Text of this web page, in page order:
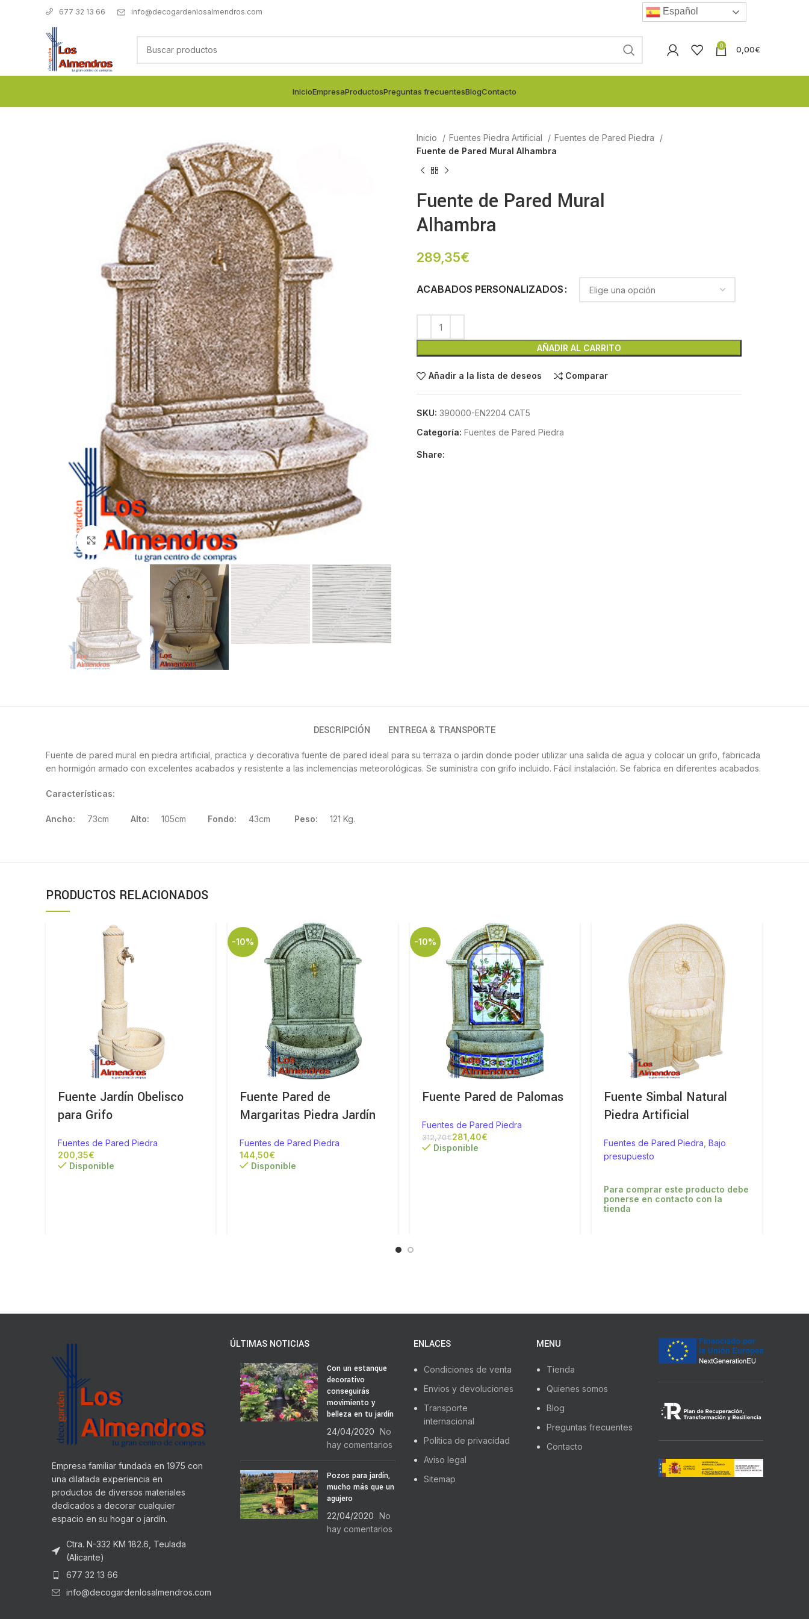
677 32 13 66 info@decogardenlosalmendros.com Español
0 0,00€
InicioEmpresaProductosPreguntas frecuentesBlogContacto
Clic para ampliar
Inicio Fuentes Piedra Artificial
Fuentes de Pared Piedra
Fuente de Pared Mural Alhambra
Fuente de Pared Mural
Alhambra
289,35€
ACABADOS PERSONALIZADOS
AÑADIR AL CARRITO
Añadir a la lista de deseos Comparar
SKU: 390000-EN2204 CAT5
Categoría: Fuentes de Pared Piedra
Share:
DESCRIPCIÓN ENTREGA & TRANSPORTE
Fuente de pared mural en piedra artificial, practica y decorativa fuente de pared ideal para su terraza o jardin donde poder utilizar una salida de agua y colocar un grifo, fabricada
en hormigón armado con excelentes acabados y resistente a las inclemencias meteorológicas. Se suministra con grifo incluido. Fácil instalación. Se fabrica en diferentes acabados.
Características:
Ancho: 73cm Alto: 105cm Fondo: 43cm Peso: 121 Kg.
PRODUCTOS RELACIONADOS
Fuente Jardín Obelisco
para Grifo
Fuentes de Pared Piedra
€
Disponible
-10%
Fuente Pared de
Margaritas Piedra Jardín
Fuentes de Pared Piedra
€
Disponible
-10%
Fuente Pared de Palomas
Fuentes de Pared Piedra
312,70€281,40€
Disponible
Fuente Simbal Natural
Piedra Artificial
Fuentes de Pared Piedra ,Bajo
presupuesto
Para comprar este producto debe
ponerse en contacto con la
tienda
Empresa familiar fundada en 1975 con
una dilatada experiencia en
productos de diversos materiales
dedicados a decorar cualquier
espacio en su hogar o jardín.
Ctra. N-332 KM 182.6, Teulada
(Alicante)
677 32 13 66
info@decogardenlosalmendros.com
ÚLTIMAS NOTICIAS
Con un estanque
decorativo
conseguirás
movimiento y
belleza en tu jardín
24/04/2020 No
hay comentarios
Pozos para jardín,
mucho más que un
agujero
22/04/2020 No
hay comentarios
ENLACES
Condiciones de venta
Envios y devoluciones
Transporte
internacional
Política de privacidad
Aviso legal
Sitemap
MENU
Tienda
Quienes somos
Blog
Preguntas frecuentes
Contacto